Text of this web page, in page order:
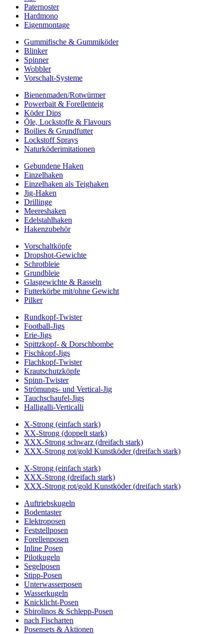
Paternoster
Hardmono
Eigenmontage
Gummifische & Gummiköder
Blinker
Spinner
Wobbler
Vorschalt-Systeme
Bienenmaden/Rotwürmer
Powerbait & Forellenteig
Köder Dips
Öle, Lockstoffe & Flavours
Boilies & Grundfutter
Lockstoff Sprays
Naturköderimitationen
Gebundene Haken
Einzelhaken
Einzelhaken als Teighaken
Jig-Haken
Drillinge
Meereshaken
Edelstahlhaken
Hakenzubehör
Vorschaltköpfe
Dropshot-Gewichte
Schrotbleie
Grundbleie
Glasgewichte & Rasseln
Futterkörbe mit/ohne Gewicht
Pilker
Rundkopf-Twister
Football-Jigs
Erie-Jigs
Spittzkopf- & Dorschbombe
Fischkopf-Jigs
Flachkopf-Twister
Krautschutzköpfe
Spinn-Twister
Strömungs- und Vertical-Jig
Tauchschaufel-Jigs
Halligalli-Verticalli
X-Strong (einfach stark)
XX-Strong (doppelt stark)
XXX-Strong schwarz (dreifach stark)
XXX-Strong rot/gold Kunstköder (dreifach stark)
X-Strong (einfach stark)
XXX-Strong (dreifach stark)
XXX-Strong rot/gold Kunstköder (dreifach stark)
Auftriebskugeln
Bodentaster
Elektroposen
Feststellposen
Forellenposen
Inline Posen
Pilotkugeln
Segelposen
Stipp-Posen
Unterwasserposen
Wasserkugeln
Knicklicht-Posen
Sbirolinos & Schlepp-Posen
nach Fischarten
Posensets & Aktionen